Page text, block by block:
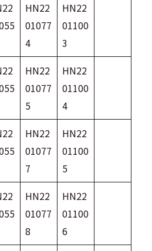
HN22
01077
4
HN22
01100
3
HN22
01077
5
HN22
01100
4
HN22
01077
7
HN22
01100
5
HN22
01077
8
HN22
01100
6